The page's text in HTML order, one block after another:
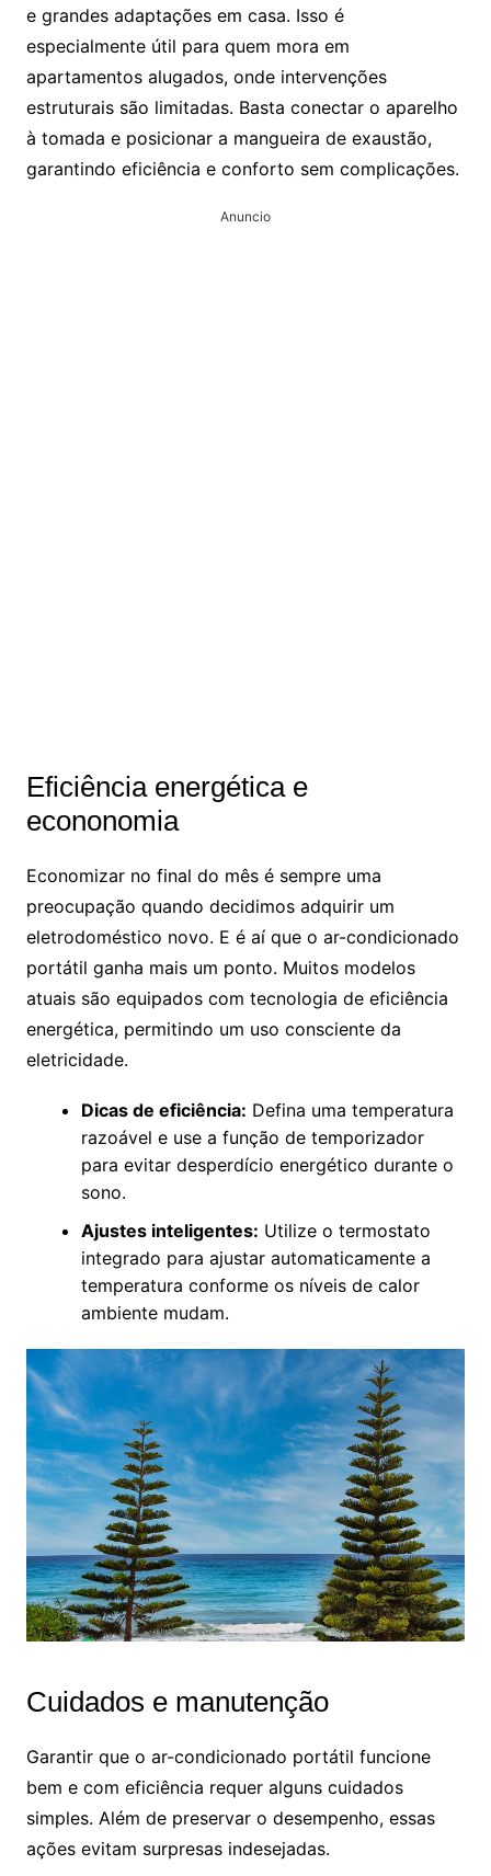
e grandes adaptações em casa. Isso é
especialmente útil para quem mora em
apartamentos alugados, onde intervenções
estruturais são limitadas. Basta conectar o aparelho
à tomada e posicionar a mangueira de exaustão,
garantindo eficiência e conforto sem complicações.
Anuncio
Eficiência energética e
econonomia
Economizar no final do mês é sempre uma
preocupação quando decidimos adquirir um
eletrodoméstico novo. E é aí que o ar-condicionado
portátil ganha mais um ponto. Muitos modelos
atuais são equipados com tecnologia de eficiência
energética, permitindo um uso consciente da
eletricidade.
Dicas de eficiência: Defina uma temperatura
razoável e use a função de temporizador
para evitar desperdício energético durante o
sono.
Ajustes inteligentes: Utilize o termostato
integrado para ajustar automaticamente a
temperatura conforme os níveis de calor
ambiente mudam.
Cuidados e manutenção
Garantir que o ar-condicionado portátil funcione
bem e com eficiência requer alguns cuidados
simples. Além de preservar o desempenho, essas
ações evitam surpresas indesejadas.